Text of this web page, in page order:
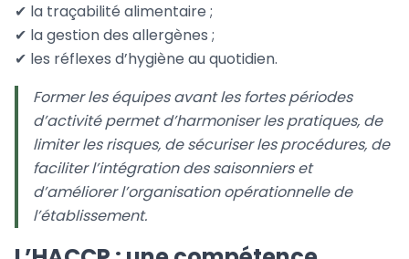
✔ la traçabilité alimentaire ;
✔ la gestion des allergènes ;
✔ les réflexes d’hygiène au quotidien.
Former les équipes avant les fortes périodes
d’activité permet d’harmoniser les pratiques, de
limiter les risques, de sécuriser les procédures, de
faciliter l’intégration des saisonniers et
d’améliorer l’organisation opérationnelle de
l’établissement.